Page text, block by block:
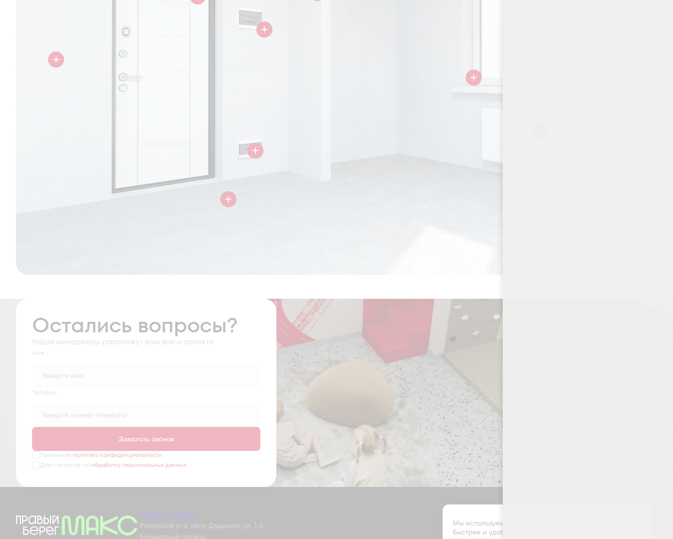
Остались вопросы?
Наши менеджеры расскажут вам все о проекте
Имя
Tелефон
Заказать звонок
Принимаю политику конфиденциальности
Даю согласие на обработку персональных данных
+7 491 230-03-03
Рязанский р-н, село Дядьково, ул. 1-й
Бульварный проезд
Мы используем cookie-файлы, чтобы сайт работал
быстрее и удобнее.